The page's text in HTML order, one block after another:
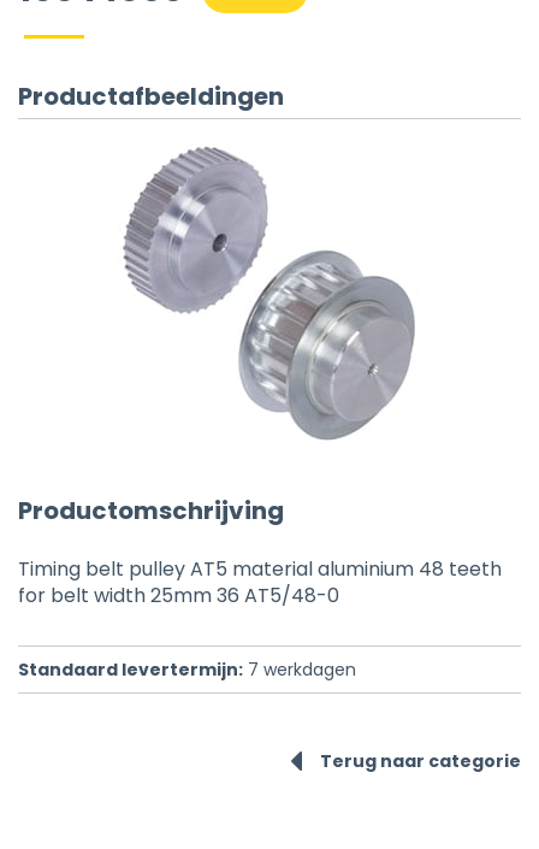
Productafbeeldingen
Productomschrijving
Timing belt pulley AT5 material aluminium 48 teeth
for belt width 25mm 36 AT5/48-0
Standaard levertermijn: 7 werkdagen
Terug naar categorie